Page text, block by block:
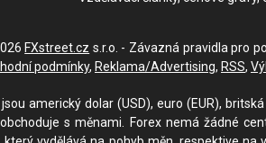
FXstreet.cz s.r.o. - Závazná pravidla pro
podmínky, Reklama/Advertising, RSS,
americký dolar (USD), euro (EUR),
s měnami. Forex nemá žádné